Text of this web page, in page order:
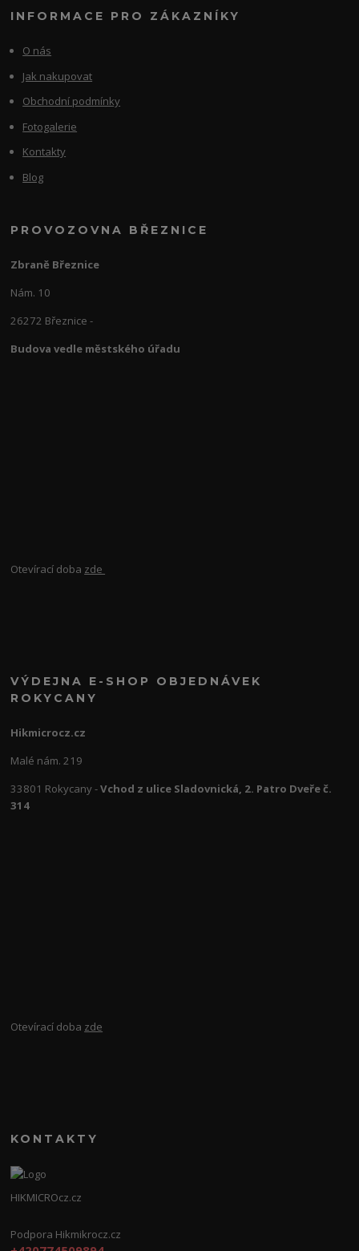
INFORMACE PRO ZÁKAZNÍKY
O nás
Jak nakupovat
Obchodní podmínky
Fotogalerie
Kontakty
Blog
PROVOZOVNA BŘEZNICE
Zbraně Březnice
Nám. 10
26272 Březnice -
Budova vedle městského úřadu
Otevírací doba zde
VÝDEJNA E-SHOP OBJEDNÁVEK
ROKYCANY
Hikmicrocz.cz
Malé nám. 219
33801 Rokycany -Vchod z ulice Sladovnická, 2. Patro Dveře č.
314
Otevírací doba zde
KONTAKTY
HIKMICROcz.cz
Podpora Hikmikrocz.cz